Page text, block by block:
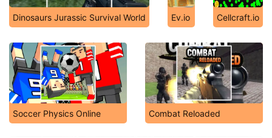
Dinosaurs Jurassic Survival World Ev.io Cellcraft.io
Soccer Physics Online Combat Reloaded